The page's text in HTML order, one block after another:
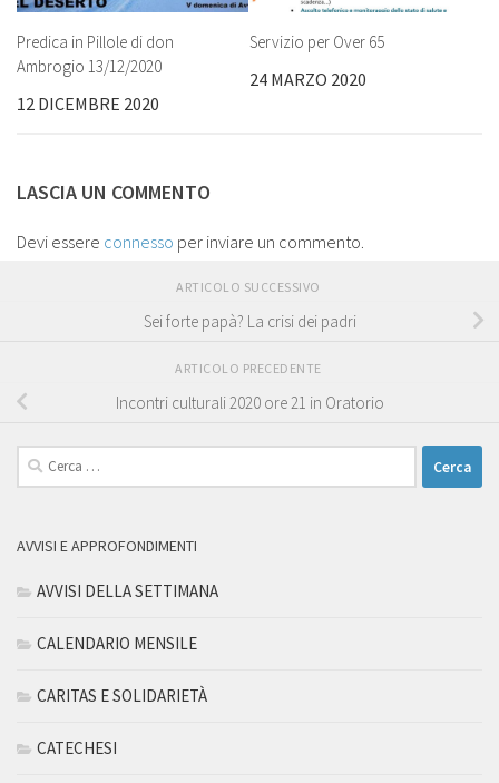
Predica in Pillole di don
Ambrogio 13/12/2020
12 DICEMBRE 2020
Servizio per Over 65
24 MARZO 2020
LASCIA UN COMMENTO
Devi essere connesso per inviare un commento.
ARTICOLO SUCCESSIVO
Sei forte papà? La crisi dei padri
ARTICOLO PRECEDENTE
Incontri culturali 2020 ore 21 in Oratorio
Ricerca
per:
AVVISI E APPROFONDIMENTI
AVVISI DELLA SETTIMANA
CALENDARIO MENSILE
CARITAS E SOLIDARIETÀ
CATECHESI